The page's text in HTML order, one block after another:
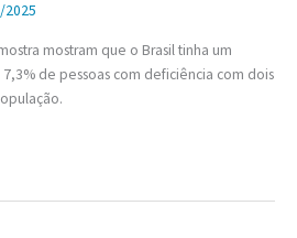
mostram que o Brasil tinha um
de pessoas com deficiência com dois